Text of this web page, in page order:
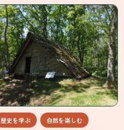
歴史を学ぶ
自然を楽しむ